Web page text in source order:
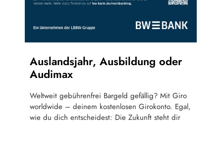
Auslandsjahr, Ausbildung oder
Audimax
Weltweit gebührenfrei Bargeld gefällig? Mit Giro
worldwide – deinem kostenlosen Girokonto. Egal,
wie du dich entscheidest: Die Zukunft steht dir